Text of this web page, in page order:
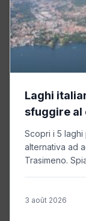
Laghi
sfuggire al
Scopri i 5
alternativa ad
Trasimeno.
3 août 2026